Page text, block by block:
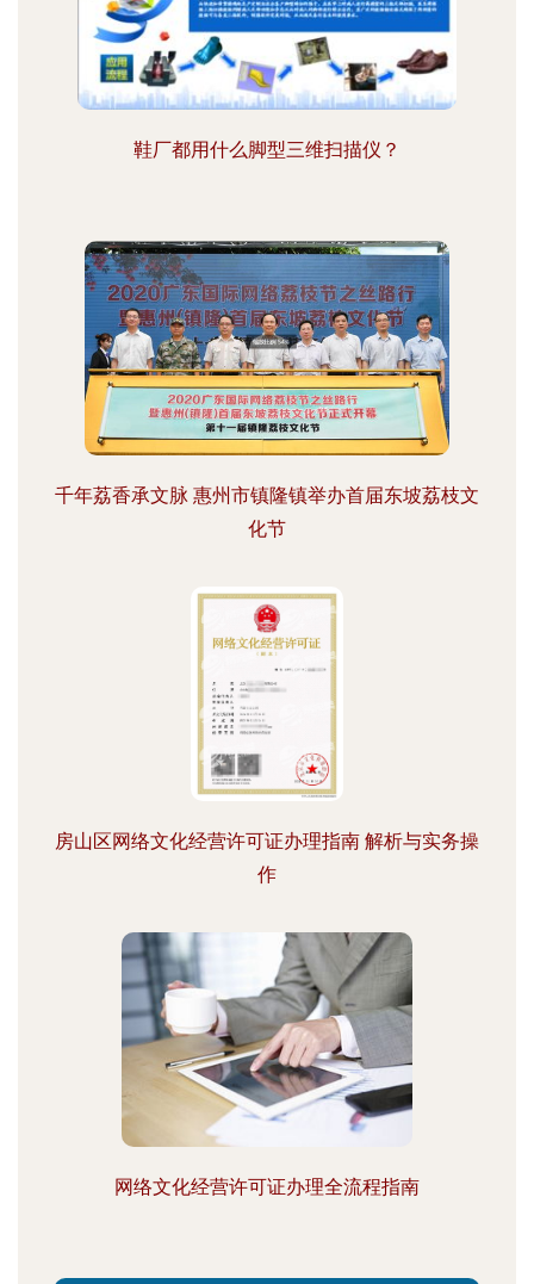
鞋厂都用什么脚型三维扫描仪？
千年荔香承文脉 惠州市镇隆镇举办首届东坡荔枝文
化节
房山区网络文化经营许可证办理指南 解析与实务操
作
网络文化经营许可证办理全流程指南